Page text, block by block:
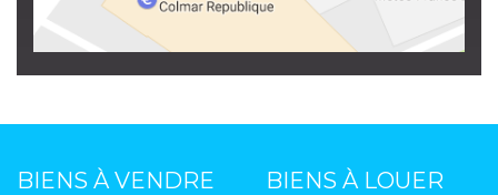
BIENS À VENDRE BIENS À LOUER